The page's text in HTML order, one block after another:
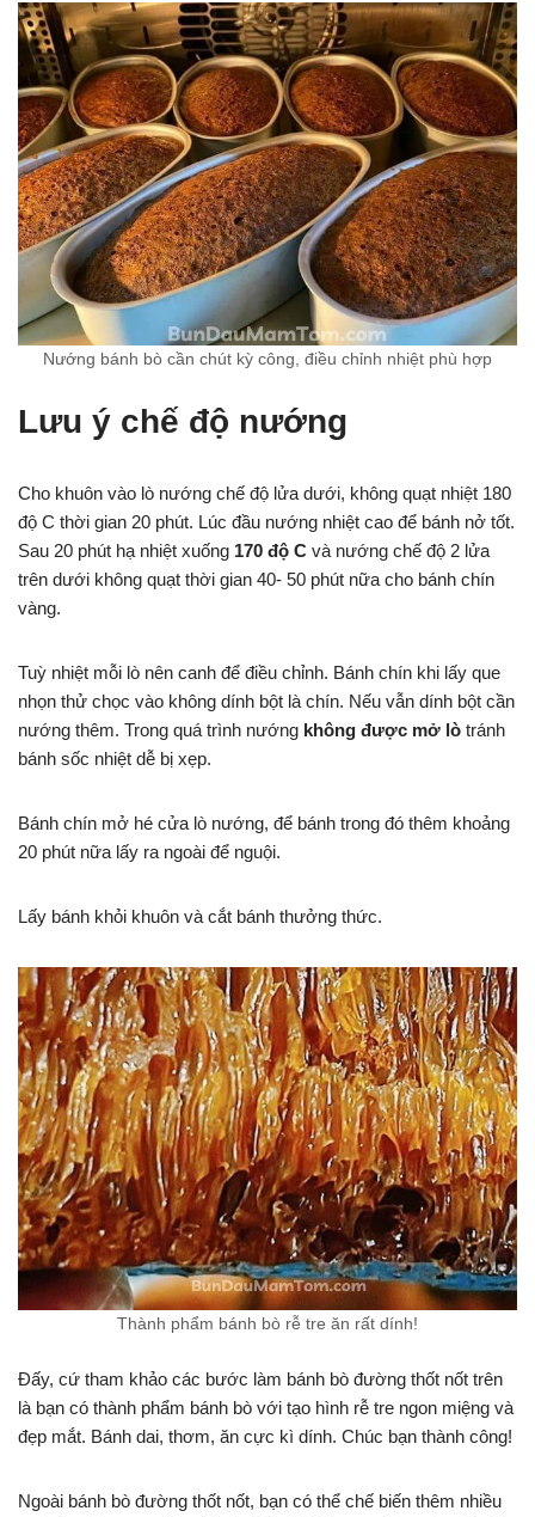
Nướng bánh bò cần chút kỳ công, điều chỉnh nhiệt phù hợp
Lưu ý chế độ nướng
Cho khuôn vào lò nướng chế độ lửa dưới, không quạt nhiệt 180
độ C thời gian 20 phút. Lúc đầu nướng nhiệt cao để bánh nở tốt.
Sau 20 phút hạ nhiệt xuống 170 độ C và nướng chế độ 2 lửa
trên dưới không quạt thời gian 40- 50 phút nữa cho bánh chín
vàng.
Tuỳ nhiệt mỗi lò nên canh để điều chỉnh. Bánh chín khi lấy que
nhọn thử chọc vào không dính bột là chín. Nếu vẫn dính bột cần
nướng thêm. Trong quá trình nướng không được mở lò tránh
bánh sốc nhiệt dễ bị xẹp.
Bánh chín mở hé cửa lò nướng, để bánh trong đó thêm khoảng
20 phút nữa lấy ra ngoài để nguội.
Lấy bánh khỏi khuôn và cắt bánh thưởng thức.
Thành phẩm bánh bò rễ tre ăn rất dính!
Đấy, cứ tham khảo các bước làm bánh bò đường thốt nốt trên
là bạn có thành phẩm bánh bò với tạo hình rễ tre ngon miệng và
đẹp mắt. Bánh dai, thơm, ăn cực kì dính. Chúc bạn thành công!
Ngoài bánh bò đường thốt nốt, bạn có thể chế biến thêm nhiều